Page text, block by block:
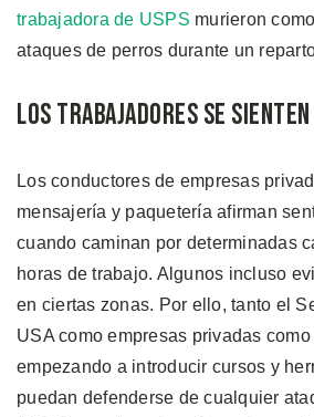
trabajadora de USPS murieron
ataques de perros durante un
Los Trabajadores se Sienten
Los conductores de empresas
mensajería y paquetería afirman
cuando caminan por determinadas
horas de trabajo. Algunos incluso
en ciertas zonas. Por ello, tanto el
USA como empresas privadas
empezando a introducir cursos y
puedan defenderse de cualquier